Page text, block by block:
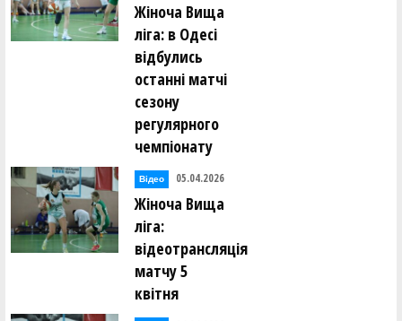
Жіноча Вища
ліга: в Одесі
відбулись
останні матчі
сезону
регулярного
чемпіонату
Відео 05.04.2026
Жіноча Вища
ліга:
відеотрансляція
матчу 5
квітня